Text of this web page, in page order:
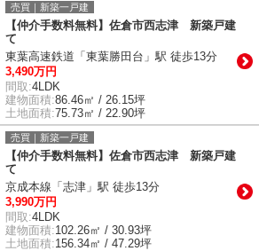
売買｜新築一戸建
【仲介手数料無料】佐倉市西志津 新築戸建
て
東葉高速鉄道「東葉勝田台」駅 徒歩13分
3,490万円
間取:4LDK
建物面積:86.46㎡ / 26.15坪
土地面積:75.73㎡ / 22.90坪
売買｜新築一戸建
【仲介手数料無料】佐倉市西志津 新築戸建
て
京成本線「志津」駅 徒歩13分
3,990万円
間取:4LDK
建物面積:102.26㎡ / 30.93坪
土地面積:156.34㎡ / 47.29坪